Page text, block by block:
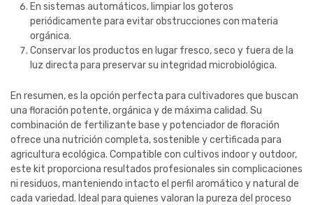
En sistemas automáticos, limpiar los goteros
periódicamente para evitar obstrucciones con materia
orgánica.
Conservar los productos en lugar fresco, seco y fuera de la
luz directa para preservar su integridad microbiológica.
En resumen, es la opción perfecta para cultivadores que buscan
una floración potente, orgánica y de máxima calidad. Su
combinación de fertilizante base y potenciador de floración
ofrece una nutrición completa, sostenible y certificada para
agricultura ecológica. Compatible con cultivos indoor y outdoor,
este kit proporciona resultados profesionales sin complicaciones
ni residuos, manteniendo intacto el perfil aromático y natural de
cada variedad. Ideal para quienes valoran la pureza del proceso